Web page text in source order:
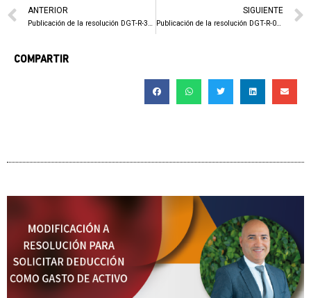
ANTERIOR
Publicación de la resolución DGT-R-39-2022 que deroga la RES. DGT-R-02-2015
SIGUIENTE
Publicación de la resolución DGT-R-048-2022 que establece los requisitos para solicitudes de devolución de saldos acreedores
COMPARTIR